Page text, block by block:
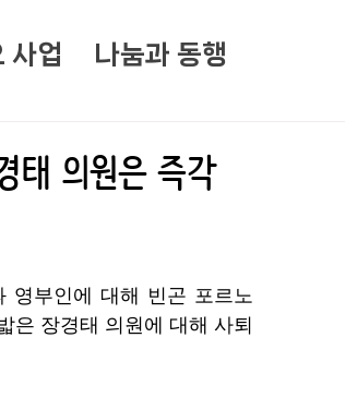
사업 나눔과 동행
태 의원은 즉각
영부인에 대해 빈곤 포르노
은 장경태 의원에 대해 사퇴